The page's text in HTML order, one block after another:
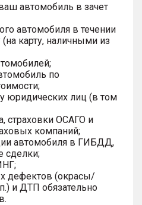
автомобиль в зачет
автомобиля в течении
карту, наличными из
по
юридических лиц (в том
страховки ОСАГО и
компаний;
автомобиля в ГИБДД,
сделки;
дефектов (окрасы/
и ДТП обязательно